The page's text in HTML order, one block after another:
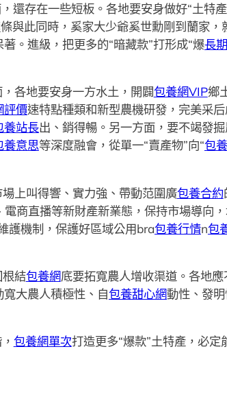
還存在一些短板。各地要安身做好“土特
與此同時，奚家大少爺奚世勳剛到蘭家，
。進級，把更多的“暗藏款”打形成“爆長
各地要安身一方水土，開闢包養網VIP鄉
評價速特點種類和新型農機研發，完美采
養站長出、銷得暢。另一方面，要不竭發
養意思等深度融會，從單一“賣產物”向“包
上叫得響、實力強、帶動范圍廣包養合約
商直播等新財產新業態，保持市場導向
護機制，保護好區域公用bra包養行情n包
結包養網底要拓寬農人增收渠道。各地應
大農人積極性、自包養甜心網動性、發
包養網單次打造更多“爆款”土特產，必定